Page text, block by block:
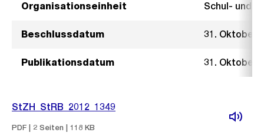
Organisationseinheit Schul- und
Beschlussdatum 31. Oktober
Publikationsdatum 31. Oktober
StZH_StRB_2012_1349
PDF | 2 Seiten | 118 KB